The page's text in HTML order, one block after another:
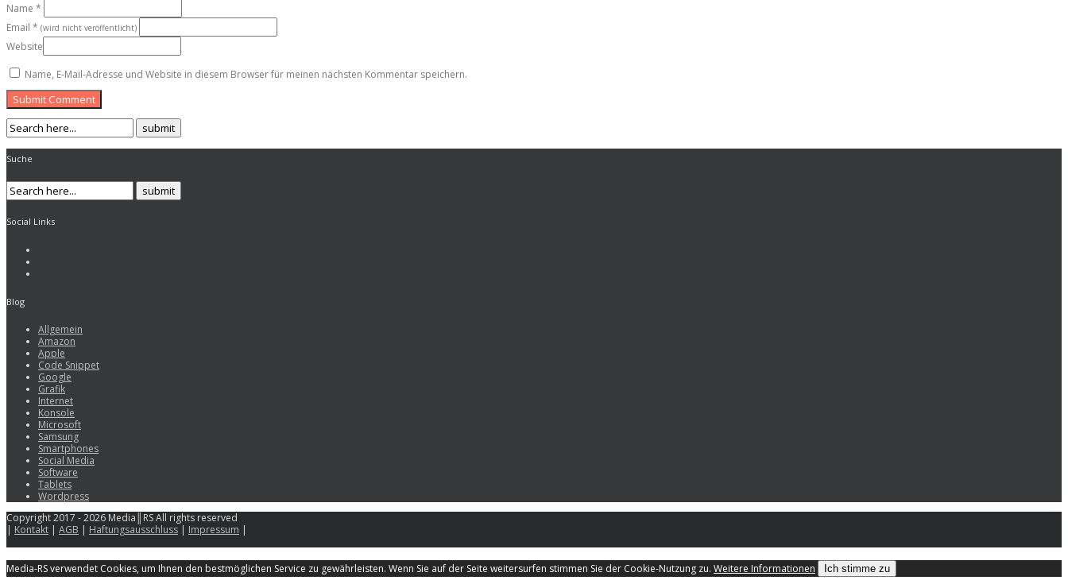
Name *
Email * (wird nicht veröffentlicht)
Website
Name, E-Mail-Adresse und Website in diesem Browser für meinen nächsten Kommentar speichern.
Submit Comment
Suche
Social Links
Blog
Allgemein
Amazon
Apple
Code Snippet
Google
Grafik
Internet
Konsole
Microsoft
Samsung
Smartphones
Social Media
Software
Tablets
Wordpress
Copyright 2017 - 2026 Media║RS All rights reserved
| Kontakt | AGB | Haftungsausschluss | Impressum |
Media-RS verwendet Cookies, um Ihnen den bestmöglichen Service zu gewährleisten. Wenn Sie auf der Seite weitersurfen stimmen Sie der Cookie-Nutzung zu. Weitere Informationen Ich stimme zu